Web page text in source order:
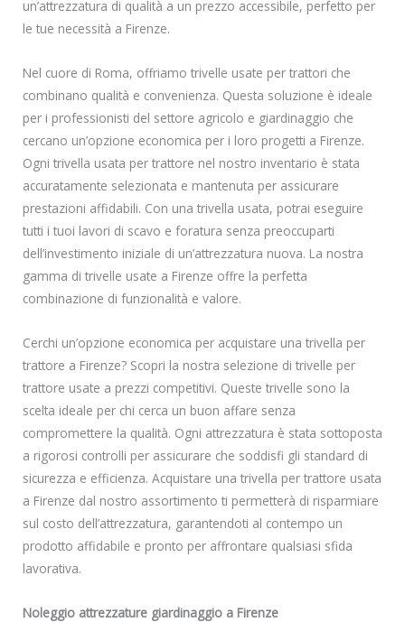
un’attrezzatura di qualità a un prezzo accessibile, perfetto per
le tue necessità a Firenze.
Nel cuore di Roma, offriamo trivelle usate per trattori che
combinano qualità e convenienza. Questa soluzione è ideale
per i professionisti del settore agricolo e giardinaggio che
cercano un’opzione economica per i loro progetti a Firenze.
Ogni trivella usata per trattore nel nostro inventario è stata
accuratamente selezionata e mantenuta per assicurare
prestazioni affidabili. Con una trivella usata, potrai eseguire
tutti i tuoi lavori di scavo e foratura senza preoccuparti
dell’investimento iniziale di un’attrezzatura nuova. La nostra
gamma di trivelle usate a Firenze offre la perfetta
combinazione di funzionalità e valore.
Cerchi un’opzione economica per acquistare una trivella per
trattore a Firenze? Scopri la nostra selezione di trivelle per
trattore usate a prezzi competitivi. Queste trivelle sono la
scelta ideale per chi cerca un buon affare senza
compromettere la qualità. Ogni attrezzatura è stata sottoposta
a rigorosi controlli per assicurare che soddisfi gli standard di
sicurezza e efficienza. Acquistare una trivella per trattore usata
a Firenze dal nostro assortimento ti permetterà di risparmiare
sul costo dell’attrezzatura, garantendoti al contempo un
prodotto affidabile e pronto per affrontare qualsiasi sfida
lavorativa.
Noleggio attrezzature giardinaggio a Firenze